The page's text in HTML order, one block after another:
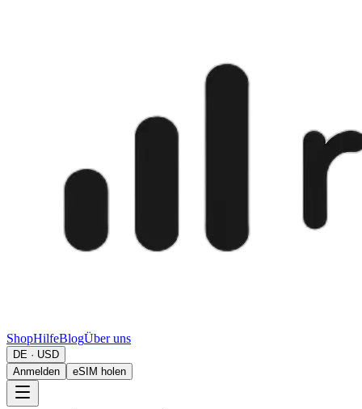
ShopHilfeBlogÜber uns
DE · USD
Anmelden
eSIM holen